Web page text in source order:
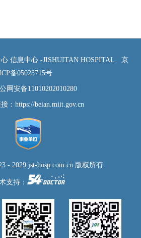
信息中心 -JISHUITAN HOSPITAL
京
备05023715号
网安备11010202010280
： https://beian.miit.gov.cn
- 2029 jst-hosp.com.cn 版权所有
支持：